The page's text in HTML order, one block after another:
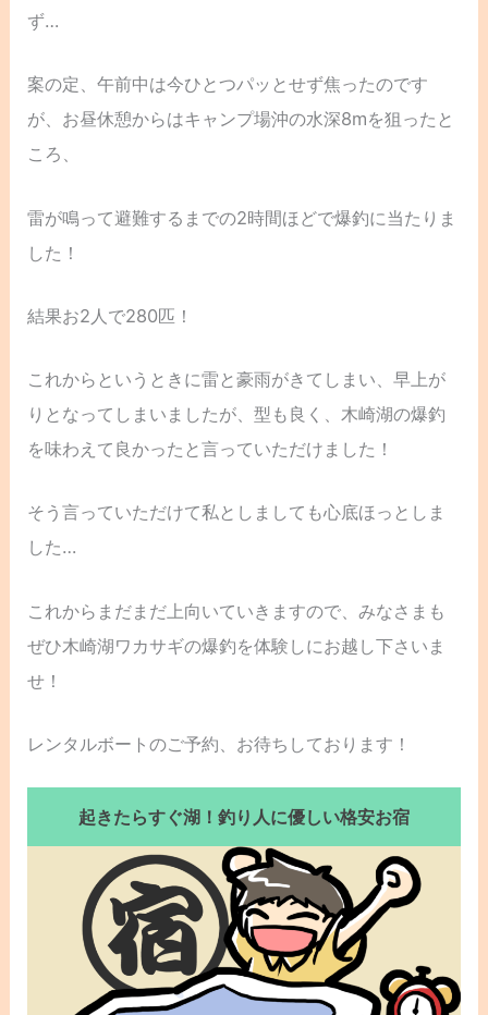
ず…
案の定、午前中は今ひとつパッとせず焦ったのです
が、お昼休憩からはキャンプ場沖の水深8mを狙ったと
ころ、
雷が鳴って避難するまでの2時間ほどで爆釣に当たりま
した！
結果お2人で280匹！
これからというときに雷と豪雨がきてしまい、早上が
りとなってしまいましたが、型も良く、木崎湖の爆釣
を味わえて良かったと言っていただけました！
そう言っていただけて私としましても心底ほっとしま
した…
これからまだまだ上向いていきますので、みなさまも
ぜひ木崎湖ワカサギの爆釣を体験しにお越し下さいま
せ！
レンタルボートのご予約、お待ちしております！
起きたらすぐ湖！釣り人に優しい格安お宿